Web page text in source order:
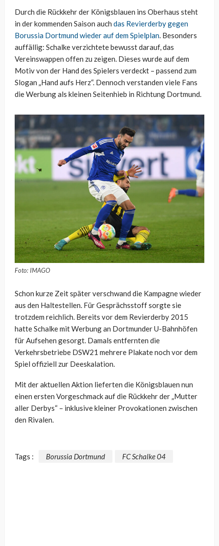
Durch die Rückkehr der Königsblauen ins Oberhaus steht
in der kommenden Saison auch das Revierderby gegen
Borussia Dortmund wieder auf dem Spielplan. Besonders
auffällig: Schalke verzichtete bewusst darauf, das
Vereinswappen offen zu zeigen. Dieses wurde auf dem
Motiv von der Hand des Spielers verdeckt – passend zum
Slogan „Hand aufs Herz“. Dennoch verstanden viele Fans
die Werbung als kleinen Seitenhieb in Richtung Dortmund.
Foto: IMAGO
Schon kurze Zeit später verschwand die Kampagne wieder
aus den Haltestellen. Für Gesprächsstoff sorgte sie
trotzdem reichlich. Bereits vor dem Revierderby 2015
hatte Schalke mit Werbung an Dortmunder U-Bahnhöfen
für Aufsehen gesorgt. Damals entfernten die
Verkehrsbetriebe DSW21 mehrere Plakate noch vor dem
Spiel offiziell zur Deeskalation.
Mit der aktuellen Aktion lieferten die Königsblauen nun
einen ersten Vorgeschmack auf die Rückkehr der „Mutter
aller Derbys“ – inklusive kleiner Provokationen zwischen
den Rivalen.
Tags : Borussia Dortmund FC Schalke 04